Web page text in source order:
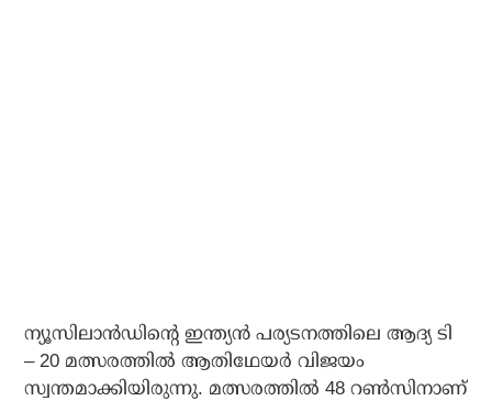
ന്യൂസിലാന്‍ഡിന്റെ ഇന്ത്യന്‍ പര്യടനത്തിലെ ആദ്യ ടി
– 20 മത്സരത്തില്‍ ആതിഥേയര്‍ വിജയം
സ്വന്തമാക്കിയിരുന്നു. മത്സരത്തില്‍ 48 റണ്‍സിനാണ്